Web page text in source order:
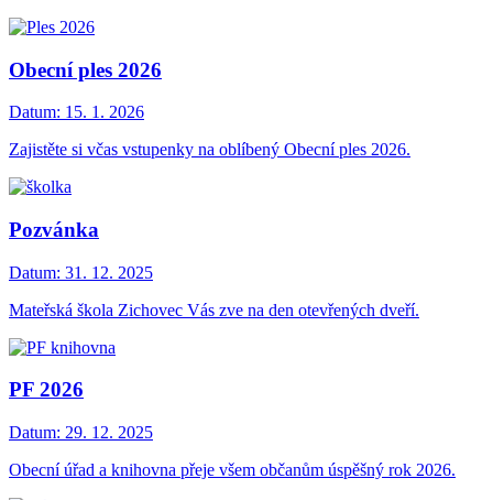
Obecní ples 2026
Datum: 15. 1. 2026
Zajistěte si včas vstupenky na oblíbený Obecní ples 2026.
Pozvánka
Datum: 31. 12. 2025
Mateřská škola Zichovec Vás zve na den otevřených dveří.
PF 2026
Datum: 29. 12. 2025
Obecní úřad a knihovna přeje všem občanům úspěšný rok 2026.